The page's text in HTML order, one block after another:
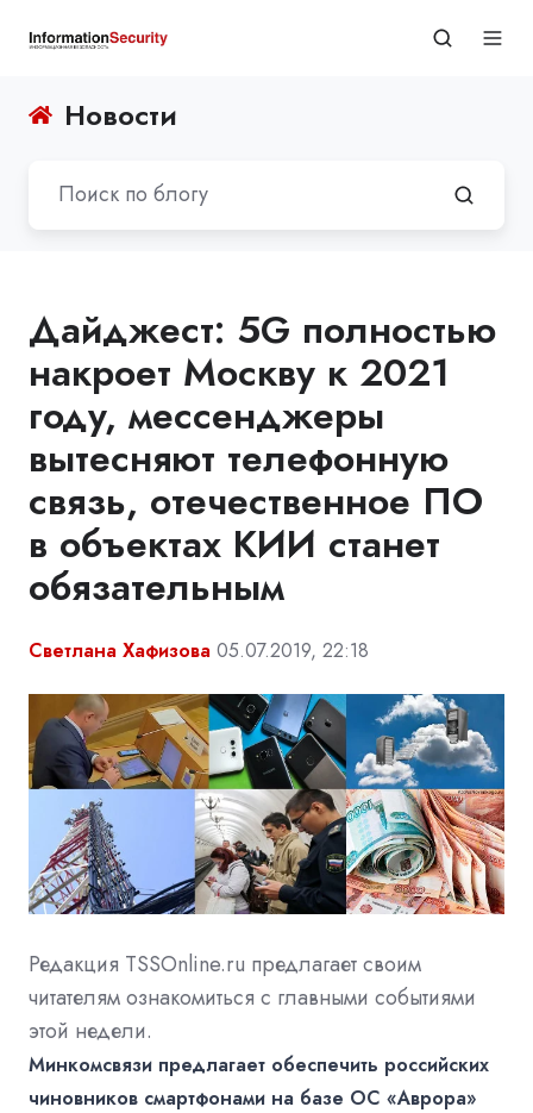
Новости
Дайджест: 5G полностью
накроет Москву к 2021
году, мессенджеры
вытесняют телефонную
связь, отечественное ПО
в объектах КИИ станет
обязательным
Светлана Хафизова 05.07.2019, 22:18
Редакция TSSOnline.ru предлагает своим
читателям ознакомиться с главными событиями
этой недели.
Минкомсвязи предлагает обеспечить российских
чиновников смартфонами на базе ОС «Аврора»